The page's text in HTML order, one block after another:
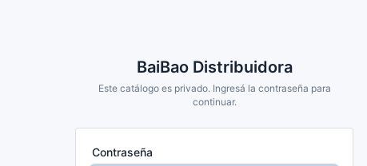
BaiBao Distribuidora
Este catálogo es privado. Ingresá la contraseña para
continuar.
Contraseña